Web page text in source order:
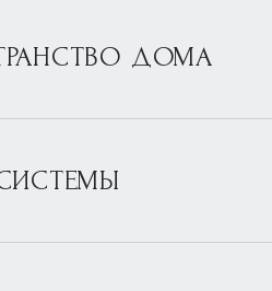
ДОМА